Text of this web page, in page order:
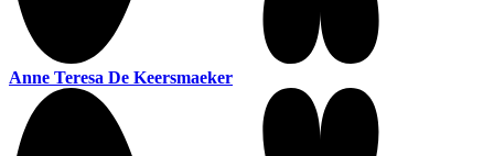
Anne Teresa De Keersmaeker